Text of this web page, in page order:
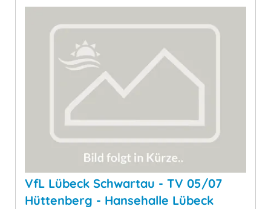
VfL Lübeck Schwartau - TV 05/07
Hüttenberg - Hansehalle Lübeck